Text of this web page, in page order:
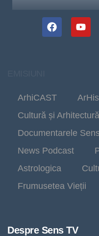
ArhiCAST
Cultură și Arhitectură
Documentarele
News Podcast
Astrologica
Frumusetea Vieții
Despre Sens TV